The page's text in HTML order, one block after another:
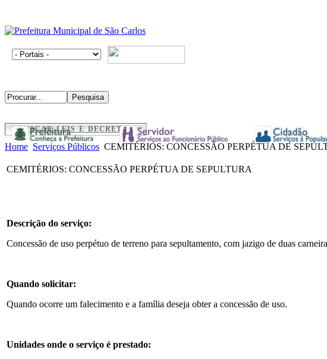
BUSCAR LEIS E DECRETOS
Home Serviços Públicos CEMITÉRIOS: CONCESSÃO PERPÉTUA DE
CEMITÉRIOS: CONCESSÃO PERPÉTUA DE SEPULTURA
Descrição do serviço:
Concessão de uso perpétuo de terreno para sepultamento, com jazigo de duas
Quando solicitar:
Quando ocorre um falecimento e a família deseja obter a concessão de uso.
Unidades onde o serviço é prestado: